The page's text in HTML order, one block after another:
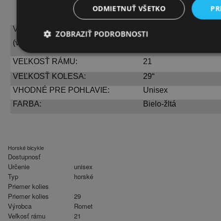
VEĽKOSTNÁ TABUĽKA:
(výška v cm)
Od 174 cm do 182 cm
VEĽKOSŤ RÁMU:
21
VEĽKOSŤ KOLESA:
29“
VHODNÉ PRE POHLAVIE:
Unisex
FARBA:
Bielo-žltá
Horské bicykle
Dostupnosť
Určenie
unisex
Typ
horské
Priemer kolies
Priemer kolies
29
Výrobca
Romet
Veľkosť rámu
21
ODMIETNUŤ VŠETKO
ZOBRAZIŤ PODROBNOSTI